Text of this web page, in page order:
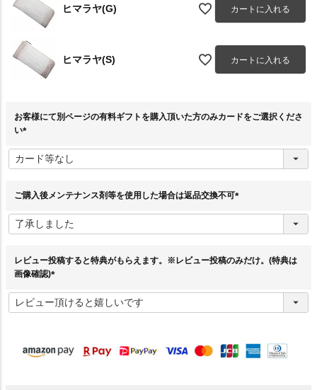
ヒマラヤ(G) カートに入れる
ヒマラヤ(S) カートに入れる
お客様にて別ページの有料ギフトを購入頂いた方のみカードをご選択くださ
い
必
須
ご購入後メンテナンス剤等を使用した場合は返品交換不可
須
レビュー投稿すると特典がもらえます。※レビュー投稿のみだけ。(特典は
画像確認)
必
須